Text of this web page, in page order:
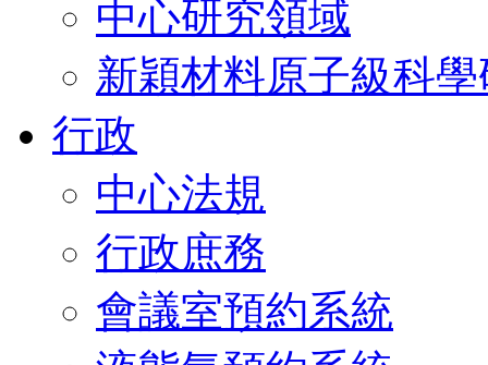
中心研究領域
新穎材料原子級科
行政
中心法規
行政庶務
會議室預約系統